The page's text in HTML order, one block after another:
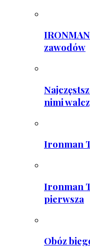
zawodów
nimi
Ironman
Ironman
pierwsza
Obóz